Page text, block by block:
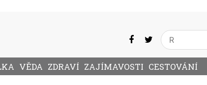
VĚDA ZDRAVÍ ZAJÍMAVOSTI CESTOVÁNÍ